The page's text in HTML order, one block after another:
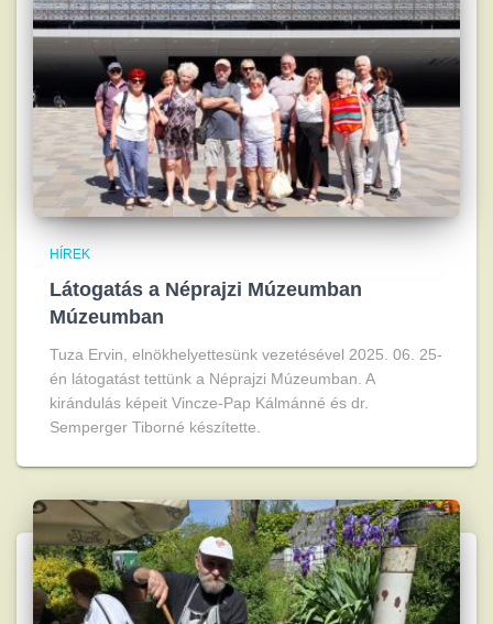
HÍREK
Látogatás a Néprajzi Múzeumban
Múzeumban
Tuza Ervin, elnökhelyettesünk vezetésével 2025. 06. 25-
én látogatást tettünk a Néprajzi Múzeumban. A
kirándulás képeit Vincze-Pap Kálmánné és dr.
Semperger Tiborné készítette.